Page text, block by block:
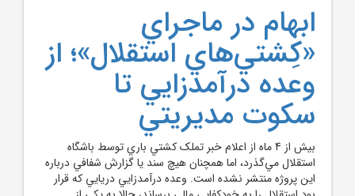
ابهام در ماجراي
«کِشتي‌هاي استقلال»؛ از
وعده درآمدزايي تا
سکوت مديريتي
بيش از 4 ماه از اعلام خبر تملک کشتي باري توسط باشگاه
استقلال مي‌گذرد، اما همچنان هيچ سند يا گزارش شفافي درباره
اين پروژه منتشر نشده است. وعده درآمدزايي دريايي که قرار